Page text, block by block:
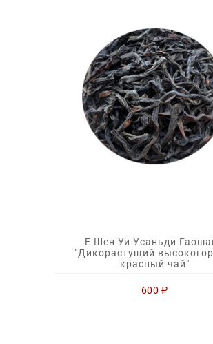
Е Шен Уи Усаньди
"Дикорастущий
красный чай"
600 ₽